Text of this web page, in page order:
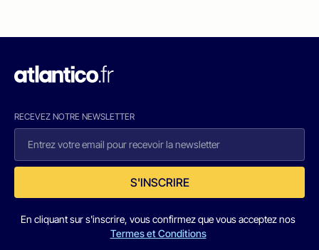
RECEVEZ NOTRE NEWSLETTER
S'INSCRIRE
En cliquant sur s'inscrire, vous confirmez que vous acceptez nos
Termes et Conditions